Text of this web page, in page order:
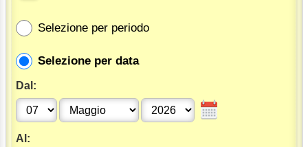
Selezione per periodo
Selezione per data
Dal:
Al: